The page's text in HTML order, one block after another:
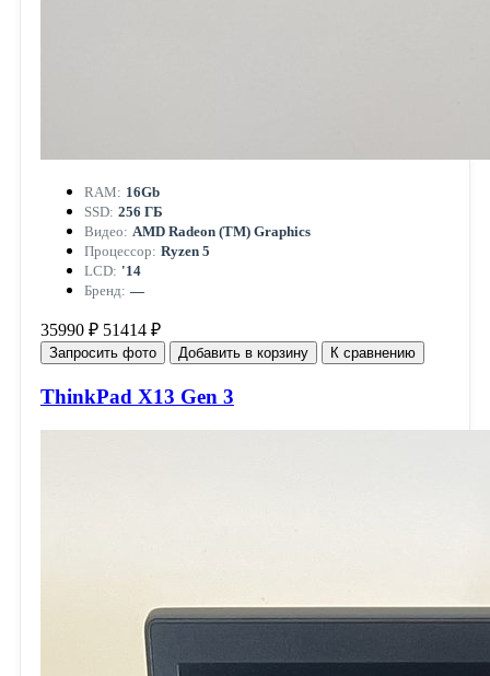
RAM: 16Gb
SSD: 256 ГБ
Видео: AMD Radeon (TM) Graphics
Процессор: Ryzen 5
LCD: '14
Бренд: —
35990 ₽ 51414 ₽
Запросить фото Добавить в корзину К сравнению
ThinkPad X13 Gen 3